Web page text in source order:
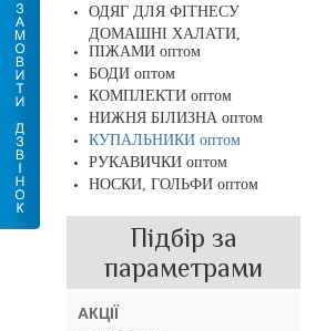
ОДЯГ ДЛЯ ФІТНЕСУ
ДОМАШНІ ХАЛАТИ,
ПІЖАМИ оптом
БОДИ оптом
КОМПЛЕКТИ оптом
НИЖНЯ БІЛИЗНА оптом
КУПАЛЬНИКИ оптом
РУКАВИЧКИ оптом
НОСКИ, ГОЛЬФИ оптом
Підбір за
параметрами
АКЦІЇ